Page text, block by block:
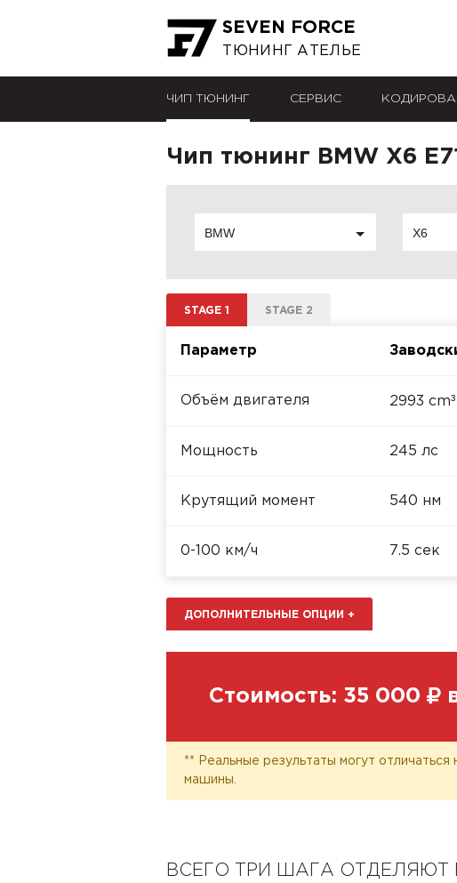
SEVEN FORCE
ТЮНИНГ АТЕЛЬЕ
ЧИП ТЮНИНГ СЕРВИС
Чип тюнинг BMW X6
BMW X6
STAGE 1 STAGE 2
Параметр
Объём двигателя 2993 cm³
Мощность 245 лс
Крутящий момент 540 нм
0-100 км/ч 7.5 сек
ДОПОЛНИТЕЛЬНЫЕ ОПЦИИ +
Стоимость: 35 000
** Реальные результаты могут
машины.
ВСЕГО ТРИ ШАГА